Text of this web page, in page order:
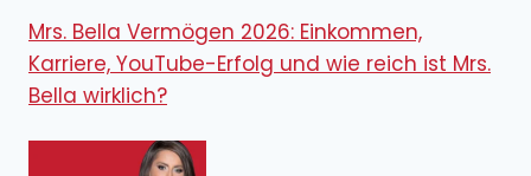
Mrs. Bella Vermögen 2026: Einkommen,
Karriere, YouTube-Erfolg und wie reich ist Mrs.
Bella wirklich?